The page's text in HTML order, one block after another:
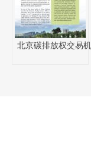
北京碳排放权交易